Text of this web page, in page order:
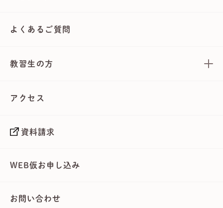
よくあるご質問
教習生の方
アクセス
資料請求
WEB仮お申し込み
お問い合わせ